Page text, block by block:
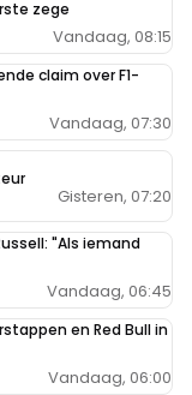
zege
Vandaag, 08:15
claim over F1-
Vandaag, 07:30
Gisteren, 07:20
"Als iemand
Vandaag, 06:45
en Red Bull in
Vandaag, 06:00